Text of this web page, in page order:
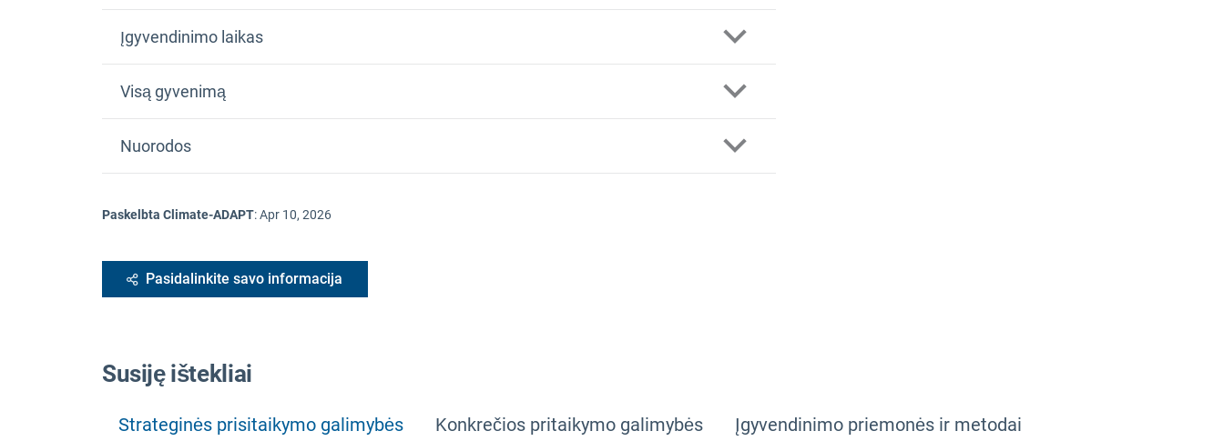
Įgyvendinimo laikas
Visą gyvenimą
Nuorodos
Paskelbta Climate-ADAPT:Apr 10, 2026
Pasidalinkite savo informacija
Susiję ištekliai
Strateginės prisitaikymo galimybės Konkrečios pritaikymo galimybės Įgyvendinimo priemonės ir metodai